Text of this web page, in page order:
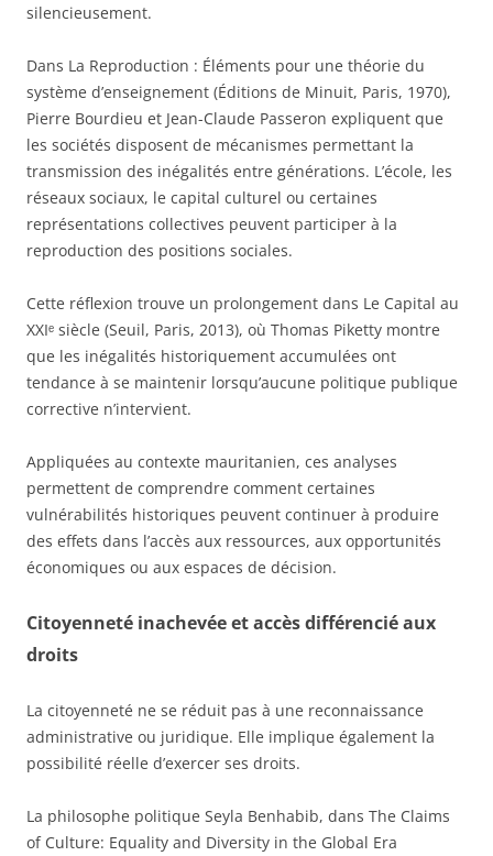
silencieusement.
Dans La Reproduction : Éléments pour une théorie du
système d’enseignement (Éditions de Minuit, Paris, 1970),
Pierre Bourdieu et Jean-Claude Passeron expliquent que
les sociétés disposent de mécanismes permettant la
transmission des inégalités entre générations. L’école, les
réseaux sociaux, le capital culturel ou certaines
représentations collectives peuvent participer à la
reproduction des positions sociales.
Cette réflexion trouve un prolongement dans Le Capital au
XXIᵉ siècle (Seuil, Paris, 2013), où Thomas Piketty montre
que les inégalités historiquement accumulées ont
tendance à se maintenir lorsqu’aucune politique publique
corrective n’intervient.
Appliquées au contexte mauritanien, ces analyses
permettent de comprendre comment certaines
vulnérabilités historiques peuvent continuer à produire
des effets dans l’accès aux ressources, aux opportunités
économiques ou aux espaces de décision.
Citoyenneté inachevée et accès différencié aux
droits
La citoyenneté ne se réduit pas à une reconnaissance
administrative ou juridique. Elle implique également la
possibilité réelle d’exercer ses droits.
La philosophe politique Seyla Benhabib, dans The Claims
of Culture: Equality and Diversity in the Global Era